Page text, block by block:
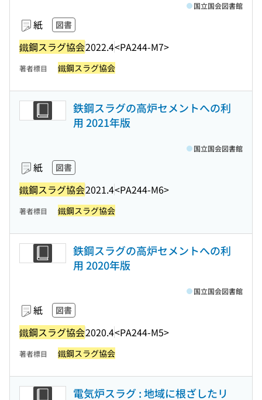
紙 図書
鐵鋼スラグ協会2022.4<PA244-M7>
国立国会図書館
著者標目 鐵鋼スラグ協会
鉄鋼スラグの高炉セメントへの利
用 2021年版
紙 図書
鐵鋼スラグ協会2021.4<PA244-M6>
国立国会図書館
著者標目 鐵鋼スラグ協会
鉄鋼スラグの高炉セメントへの利
用 2020年版
紙 図書
鐵鋼スラグ協会2020.4<PA244-M5>
国立国会図書館
著者標目 鐵鋼スラグ協会
電気炉スラグ : 地域に根ざしたリ